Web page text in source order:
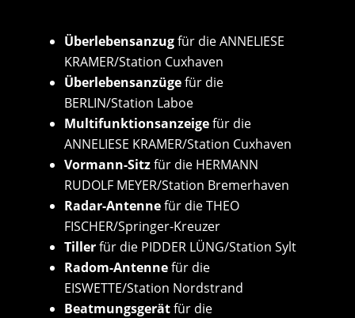
Überlebensanzugfür die ANNELIESE
KRAMER/Station Cuxhaven
Überlebensanzügefür die
BERLIN/Station Laboe
Multifunktionsanzeigefür die
ANNELIESE KRAMER/Station Cuxhaven
Vormann-Sitzfür die HERMANN
RUDOLF MEYER/Station Bremerhaven
Radar-Antennefür die THEO
FISCHER/Springer-Kreuzer
Tillerfür die PIDDER LÜNG/Station Sylt
Radom-Antennefür die
EISWETTE/Station Nordstrand
Beatmungsgerätfür die